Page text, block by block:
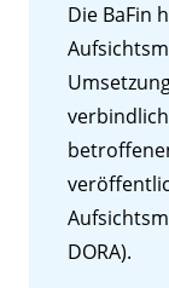
Die BaFin
DORA).